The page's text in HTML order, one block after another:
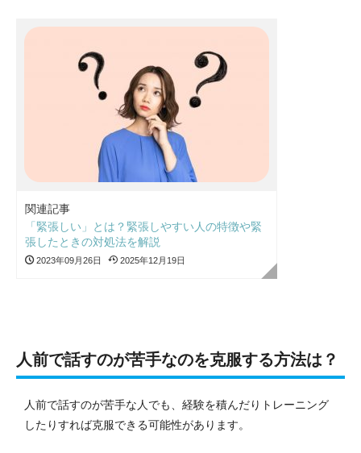
関連記事
「緊張しい」とは？緊張しやすい人の特徴や緊
張したときの対処法を解説
2023年09月26日 2025年12月19日
人前で話すのが苦手なのを克服する方法は？
人前で話すのが苦手な人でも、経験を積んだりトレーニング
したりすれば克服できる可能性があります。